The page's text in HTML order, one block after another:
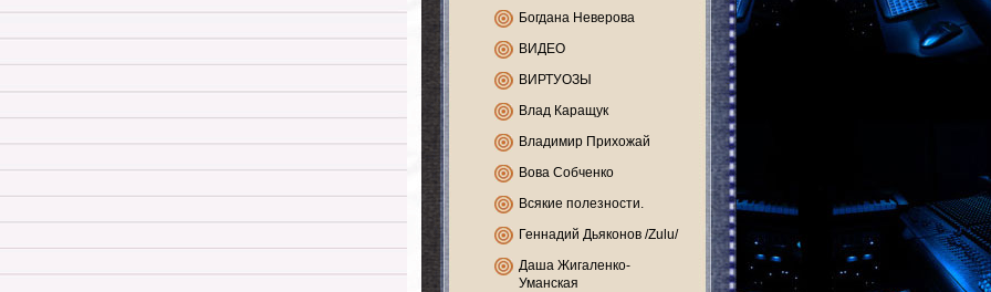
Богдана Неверова
ВИДЕО
ВИРТУОЗЫ
Влад Каращук
Владимир Прихожай
Вова Собченко
Всякие полезности.
Геннадий Дьяконов /Zulu/
Даша Жигаленко-
Уманская